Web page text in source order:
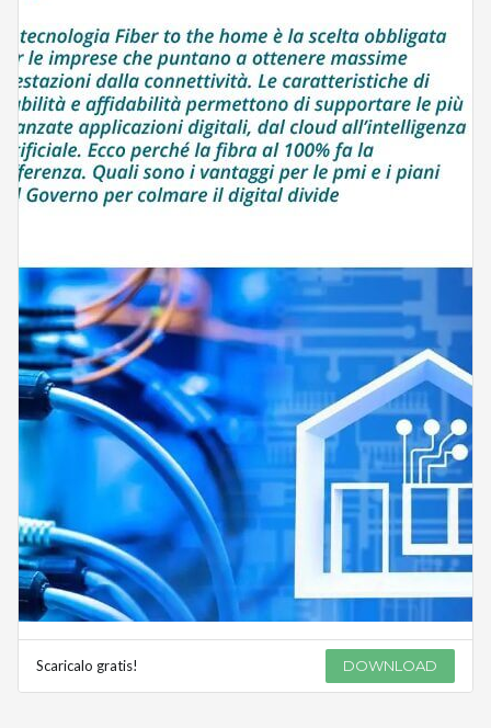
Scaricalo gratis! DOWNLOAD